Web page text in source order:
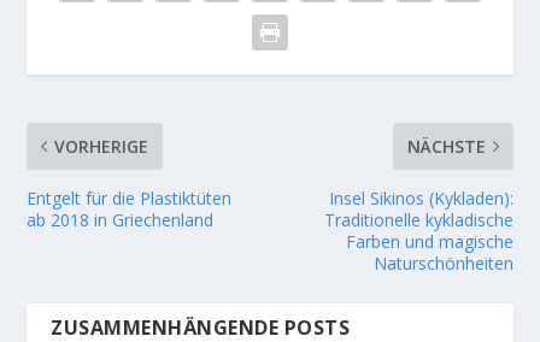
VORHERIGE
Entgelt für die Plastiktüten
ab 2018 in Griechenland
NÄCHSTE
Insel Sikinos (Kykladen):
Traditionelle kykladische
Farben und magische
Naturschönheiten
ZUSAMMENHÄNGENDE POSTS